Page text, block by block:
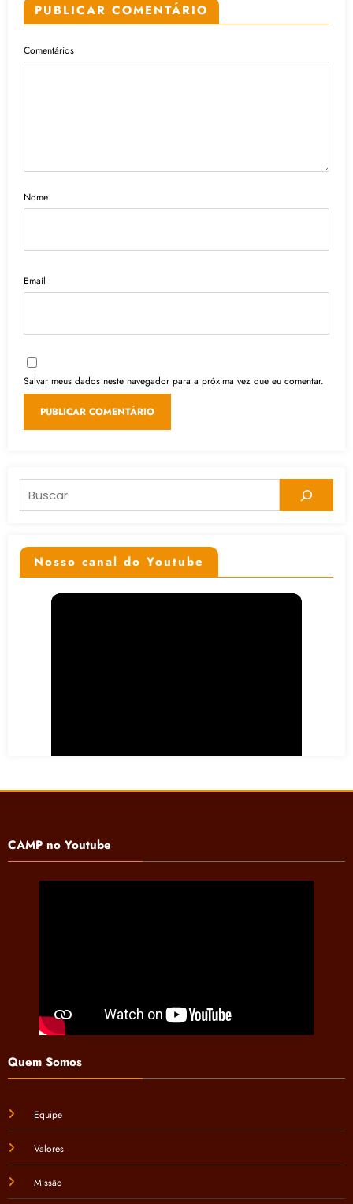
PUBLICAR COMENTÁRIO
Comentários
Nome
Email
Salvar meus dados neste navegador para a próxima vez que eu comentar.
Pesquisar
Nosso canal do Youtube
CAMP no Youtube
Quem Somos
Equipe
Valores
Missão